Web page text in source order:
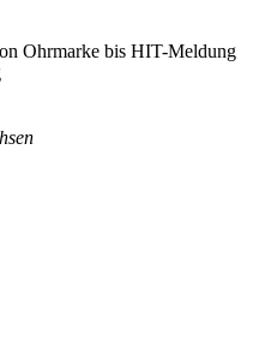
Ohrmarke bis HIT-Meldung